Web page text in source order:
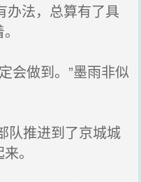
法，总算有了具
会做到。”墨雨非似
队推进到了京城城
。